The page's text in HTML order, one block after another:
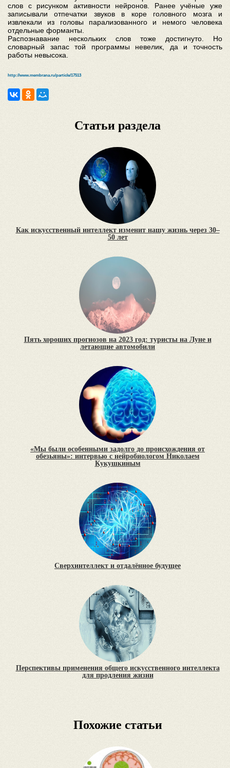
слов с рисунком активности нейронов. Ранее учёные уже
записывали отпечатки звуков в коре головного мозга и
извлекали из головы парализованного и немого человека
отдельные форманты.
Распознавание нескольких слов тоже достигнуто. Но
словарный запас той программы невелик, да и точность
работы невысока.
http://www.membrana.ru/particle/17513
Статьи раздела
Как искусственный интеллект изменит нашу жизнь через 30–
50 лет
Пять хороших прогнозов на 2023 год: туристы на Луне и
летающие автомобили
«Мы были особенными задолго до происхождения от
обезьяны»: интервью с нейробиологом Николаем
Кукушкиным
Сверхинтеллект и отдалённое будущее
Перспективы применения общего искусственного интеллекта
для продления жизни
Похожие статьи